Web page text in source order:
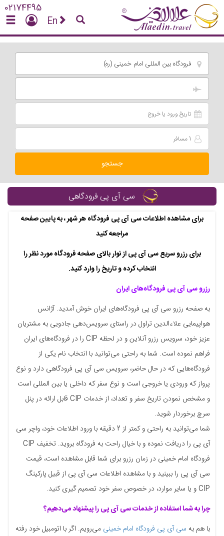
02174495
En
فرودگاه بین المللی امام خمینی (ره)
جستجو
سی آی پی فرودگاهی
برای مشاهده اطلاعات سی آی پی فرودگاه هر شهر ، به پایین صفحه
مراجعه کنید
برای رزرو سریع سی آی پی از نوار بالای صفحه فرودگاه مورد نظر را
انتخاب کرده و تاریخ را وارد کنید.
رزرو سی آی پی فرودگاه‌های ایران
به صفحه رزرو سی آی پی فرودگاه‌های ایران خوش آمدید. آژانس
هواپیمایی علاءالدین تراول در راستای سرویس‌دهی جادویی به مشتریان
عزیز خود، سرویس رزرو آنلاین و در لحظه CIP را در فرودگاه‌های ایران
فراهم نموده است. شما به راحتی می‌توانید با انتخاب نام یکی از
فرودگاه‌هایی که در حال حاضر، سرویس سی آی پی فرودگاهی دارد و نوع
پرواز که ورودی یا خروجی است و نوع سفر که داخلی یا بین المللی است
و مشخص نمودن تاریخ سفر و تعداد، از خدمات CIP قابل ارائه در پنل
سرچ برخوردار شوید.
شما می‌توانید به راحتی و کمتر از 2 دقیقه با ورود اطلاعات خود، واچر سی
آی پی را دریافت نموده و با خیال راحت به فرودگاه بروید. تخفیف CIP
فرودگاه امام خمینی در زمان رزرو برای شما قابل مشاهده است، قیمت
سی آی پی را ببینید و با مشاهده اطلاعات سی آی پی از قبیل پارکینگ
CIP و یا سایر موارد، در خصوص سفر خود تصمیم گیری کنید.
چرا به شما استفاده از خدمات سی آی پی را پیشنهاد می‌دهیم؟
با هم به سی آی پی فرودگاه امام خمینی می‌رویم. اگر با اتومبیل خود رفته